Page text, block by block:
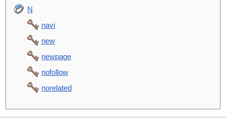
N
navi
new
newpage
nofollow
norelated